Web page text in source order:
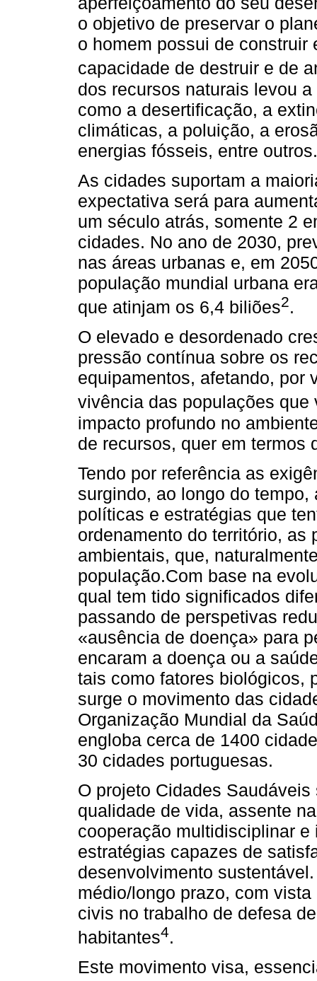
o objetivo de preservar o
o homem possui de construir
capacidade de destruir e de
dos recursos naturais levou
como a desertificação, a
climáticas, a poluição, a
energias fósseis, entre outros.
As cidades suportam a
expectativa será para
um século atrás, somente 2
cidades. No ano de 2030,
nas áreas urbanas e, em
população mundial urbana
que atinjam os 6,4 biliões2.
O elevado e desordenado
pressão contínua sobre os
equipamentos, afetando, por
vivência das populações que
impacto profundo no
de recursos, quer em termos
Tendo por referência as
surgindo, ao longo do
políticas e estratégias que
ordenamento do território,
ambientais, que,
população.Com base na
qual tem tido significados
passando de perspetivas
«ausência de doença» para
encaram a doença ou a
tais como fatores biológicos,
surge o movimento das
Organização Mundial da
engloba cerca de 1400
30 cidades portuguesas.
O projeto Cidades
qualidade de vida, assente
cooperação multidisciplinar
estratégias capazes de
desenvolvimento
médio/longo prazo, com
civis no trabalho de defesa
habitantes4.
Este movimento visa,